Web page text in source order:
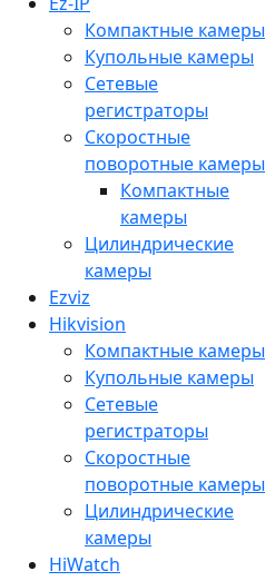
Компактные камеры
Купольные камеры
Сетевые
регистраторы
Скоростные
поворотные камеры
Компактные
камеры
Цилиндрические
камеры
Ezviz
Hikvision
Компактные камеры
Купольные камеры
Сетевые
регистраторы
Скоростные
поворотные камеры
Цилиндрические
камеры
HiWatch